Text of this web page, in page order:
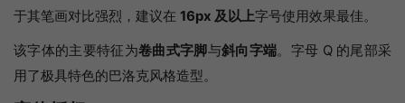
于其笔画对比强烈，建议在 16px 及以上字号使用效果最佳。
该字体的主要特征为卷曲式字脚与斜向字端。字母 Q 的尾部采
用了极具特色的巴洛克风格造型。